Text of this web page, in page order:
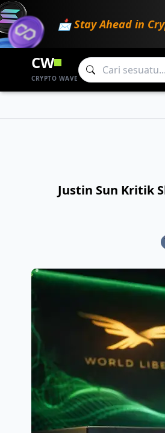
📩 Stay Ahead in
CW
CRYPTO WAVE
Justin Sun Kritik